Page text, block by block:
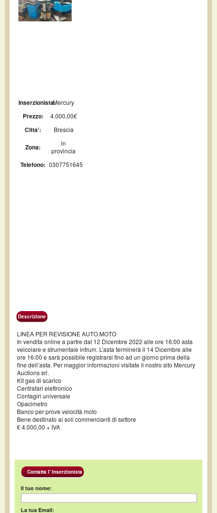
Inserzionista:Mercury
Prezzo: 4.000,00€
Citta': Brescia
Zona:
in
provincia
Telefono: 0307751645
Descrizione
LINEA PER REVISIONE AUTO MOTO
In vendita online a partre dal 12 Dicembre 2022 alle ore 16:00 asta
veicolare e strumentale intrum. L’asta terminerà il 14 Dicembre alle
ore 16:00 e sarà possibile registrarsi fino ad un giorno prima della
fine dell’asta. Per maggior informazioni visitate il nostro sito Mercury
Auctions srl.
Kit gas di scarico
Centrafari elettronico
Contagiri universale
Opacimetro
Banco per prove velocità moto
Bene destinato ai soli commercianti di settore
€ 4.000,00 + IVA
Contatta l' Inserzionista
Il tuo nome:
La tua Email: